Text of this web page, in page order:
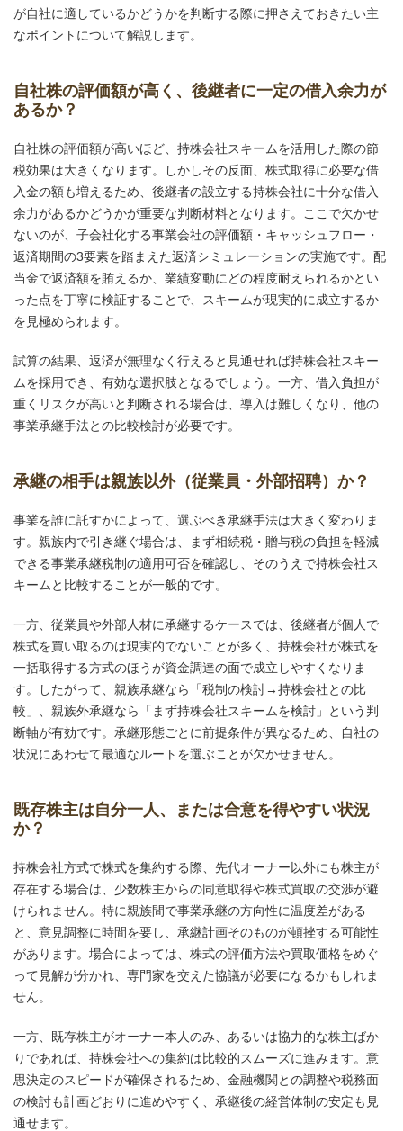
が自社に適しているかどうかを判断する際に押さえておきたい主
なポイントについて解説します。
自社株の評価額が高く、後継者に一定の借入余力が
あるか？
自社株の評価額が高いほど、持株会社スキームを活用した際の節
税効果は大きくなります。しかしその反面、株式取得に必要な借
入金の額も増えるため、後継者の設立する持株会社に十分な借入
余力があるかどうかが重要な判断材料となります。ここで欠かせ
ないのが、子会社化する事業会社の評価額・キャッシュフロー・
返済期間の3要素を踏まえた返済シミュレーションの実施です。配
当金で返済額を賄えるか、業績変動にどの程度耐えられるかとい
った点を丁寧に検証することで、スキームが現実的に成立するか
を見極められます。
試算の結果、返済が無理なく行えると見通せれば持株会社スキー
ムを採用でき、有効な選択肢となるでしょう。一方、借入負担が
重くリスクが高いと判断される場合は、導入は難しくなり、他の
事業承継手法との比較検討が必要です。
承継の相手は親族以外（従業員・外部招聘）か？
事業を誰に託すかによって、選ぶべき承継手法は大きく変わりま
す。親族内で引き継ぐ場合は、まず相続税・贈与税の負担を軽減
できる事業承継税制の適用可否を確認し、そのうえで持株会社ス
キームと比較することが一般的です。
一方、従業員や外部人材に承継するケースでは、後継者が個人で
株式を買い取るのは現実的でないことが多く、持株会社が株式を
一括取得する方式のほうが資金調達の面で成立しやすくなりま
す。したがって、親族承継なら「税制の検討→持株会社との比
較」、親族外承継なら「まず持株会社スキームを検討」という判
断軸が有効です。承継形態ごとに前提条件が異なるため、自社の
状況にあわせて最適なルートを選ぶことが欠かせません。
既存株主は自分一人、または合意を得やすい状況
か？
持株会社方式で株式を集約する際、先代オーナー以外にも株主が
存在する場合は、少数株主からの同意取得や株式買取の交渉が避
けられません。特に親族間で事業承継の方向性に温度差がある
と、意見調整に時間を要し、承継計画そのものが頓挫する可能性
があります。場合によっては、株式の評価方法や買取価格をめぐ
って見解が分かれ、専門家を交えた協議が必要になるかもしれま
せん。
一方、既存株主がオーナー本人のみ、あるいは協力的な株主ばか
りであれば、持株会社への集約は比較的スムーズに進みます。意
思決定のスピードが確保されるため、金融機関との調整や税務面
の検討も計画どおりに進めやすく、承継後の経営体制の安定も見
通せます。